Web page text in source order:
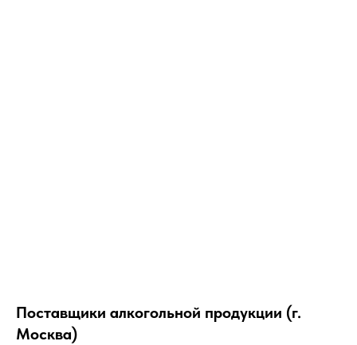
Поставщики алкогольной продукции (г.
Москва)